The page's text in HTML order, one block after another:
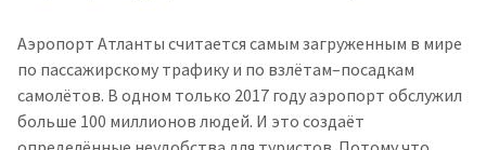
Аэропорт Атланты считается самым загруженным в мире
по пассажирскому трафику и по взлётам–посадкам
самолётов. В одном только 2017 году аэропорт обслужил
больше 100 миллионов людей. И это создаёт